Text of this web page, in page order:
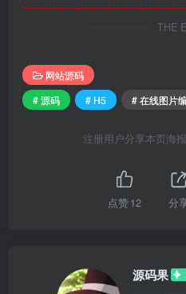
THE
网站源码
# 源码
# H5 # 在线图片
注册用户分享本页海
点赞12 分
源码果